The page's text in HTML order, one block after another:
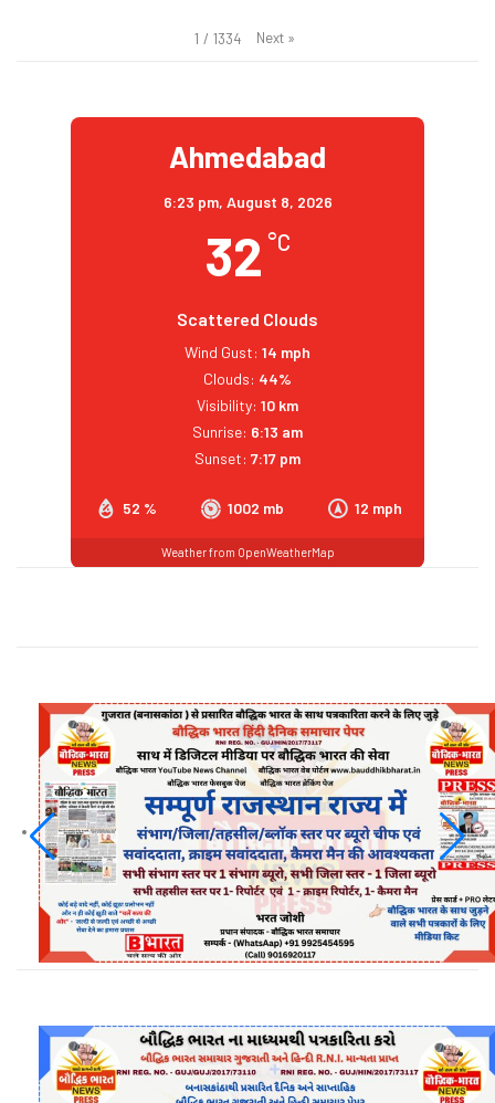
1 / 1334 Next »
Ahmedabad
6:23 pm, August 8, 2026
32 °C
Scattered Clouds
52 % 1002 mb 12 mph
Wind Gust: 14 mph
Clouds: 44%
Visibility: 10 km
Sunrise: 6:13 am
Sunset: 7:17 pm
Weather from OpenWeatherMap